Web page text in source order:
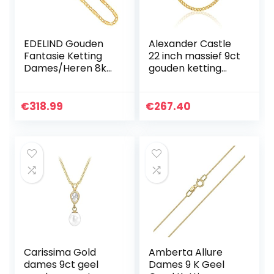
EDELIND Gouden
Fantasie Ketting
Dames/Heren 8k
Breedte 3.5 mm
€318.99
Alexander Castle
22 inch massief 9ct
gouden ketting
geelgouden
geschenkdoos,
Goud
€267.40
Carissima Gold
dames 9ct geel
Amberta Allure
Dames 9 K Geel